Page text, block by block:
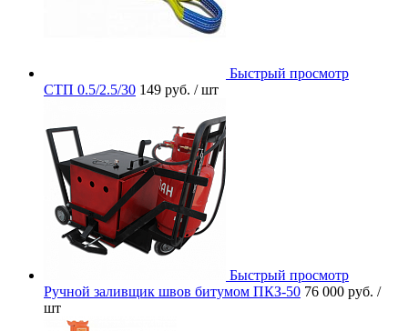
Быстрый просмотр
СТП 0.5/2.5/30 149 руб. / шт
Быстрый просмотр
Ручной заливщик швов битумом ПКЗ-50 76 000 руб. /
шт